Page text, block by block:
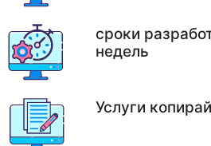
сроки
недель
Услуги